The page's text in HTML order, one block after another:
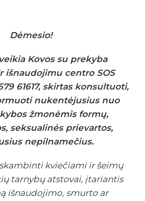
Dėmesio!
Kovos su prekyba
išnaudojimu centro SOS
61617, skirtas konsultuoti,
nukentėjusius nuo
žmonėmis formų,
seksualinės prievartos,
nepilnamečius.
kviečiami ir šeimų
tarnybų atstovai, įtariantis
išnaudojimo, smurto ar